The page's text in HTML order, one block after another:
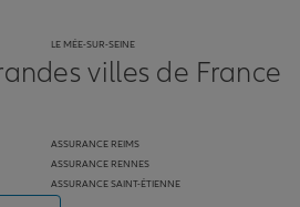
LE MÉE-SUR-SEINE
villes de France
ASSURANCE REIMS
ASSURANCE RENNES
ASSURANCE SAINT-ÉTIENNE